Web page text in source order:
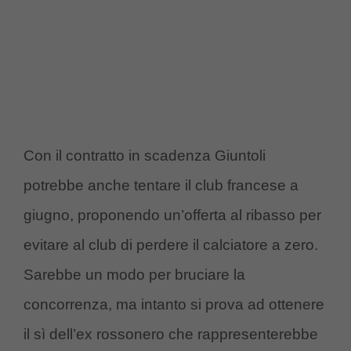
Con il contratto in scadenza Giuntoli
potrebbe anche tentare il club francese a
giugno, proponendo un’offerta al ribasso per
evitare al club di perdere il calciatore a zero.
Sarebbe un modo per bruciare la
concorrenza, ma intanto si prova ad ottenere
il sì dell’ex rossonero che rappresenterebbe